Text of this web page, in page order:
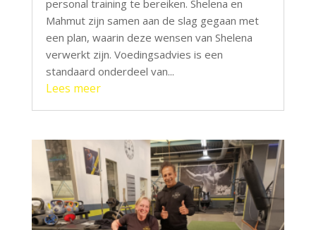
personal training te bereiken. Shelena en
Mahmut zijn samen aan de slag gegaan met
een plan, waarin deze wensen van Shelena
verwerkt zijn. Voedingsadvies is een
standaard onderdeel van...
Lees meer